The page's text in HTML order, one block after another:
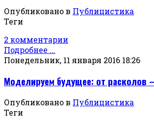
Опубликовано в Публицистика
Теги
2 комментарии
Подробнее ...
Понедельник, 11 января 2016 18:26
Моделируем будущее: от расколов
Опубликовано в Публицистика
Теги